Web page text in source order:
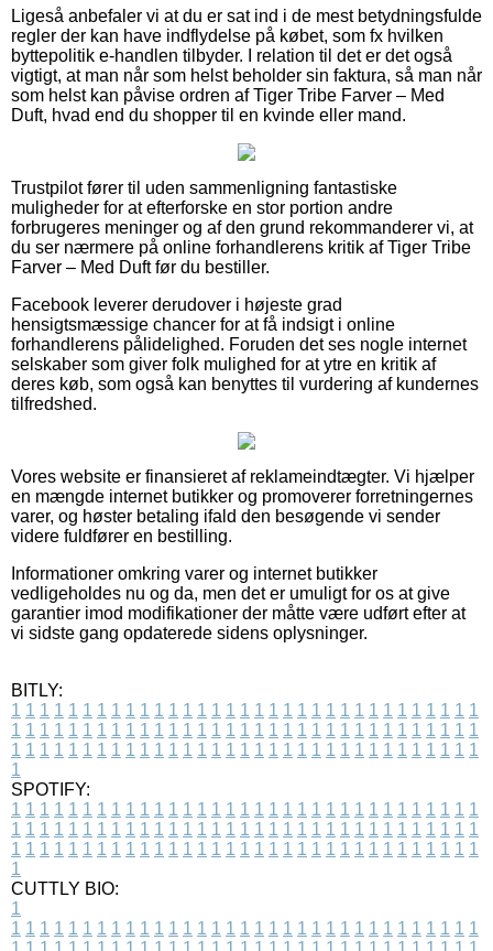
Ligeså anbefaler vi at du er sat ind i de mest betydningsfulde
regler der kan have indflydelse på købet, som fx hvilken
byttepolitik e-handlen tilbyder. I relation til det er det også
vigtigt, at man når som helst beholder sin faktura, så man når
som helst kan påvise ordren af Tiger Tribe Farver – Med
Duft, hvad end du shopper til en kvinde eller mand.
Trustpilot fører til uden sammenligning fantastiske
muligheder for at efterforske en stor portion andre
forbrugeres meninger og af den grund rekommanderer vi, at
du ser nærmere på online forhandlerens kritik af Tiger Tribe
Farver – Med Duft før du bestiller.
Facebook leverer derudover i højeste grad
hensigtsmæssige chancer for at få indsigt i online
forhandlerens pålidelighed. Foruden det ses nogle internet
selskaber som giver folk mulighed for at ytre en kritik af
deres køb, som også kan benyttes til vurdering af kundernes
tilfredshed.
Vores website er finansieret af reklameindtægter. Vi hjælper
en mængde internet butikker og promoverer forretningernes
varer, og høster betaling ifald den besøgende vi sender
videre fuldfører en bestilling.
Informationer omkring varer og internet butikker
vedligeholdes nu og da, men det er umuligt for os at give
garantier imod modifikationer der måtte være udført efter at
vi sidste gang opdaterede sidens oplysninger.
BITLY:
1 1 1 1 1 1 1 1 1 1 1 1 1 1 1 1 1 1 1 1 1 1 1 1 1 1 1 1 1 1 1 1 1
1 1 1 1 1 1 1 1 1 1 1 1 1 1 1 1 1 1 1 1 1 1 1 1 1 1 1 1 1 1 1 1 1
1 1 1 1 1 1 1 1 1 1 1 1 1 1 1 1 1 1 1 1 1 1 1 1 1 1 1 1 1 1 1 1 1
1
SPOTIFY:
1 1 1 1 1 1 1 1 1 1 1 1 1 1 1 1 1 1 1 1 1 1 1 1 1 1 1 1 1 1 1 1 1
1 1 1 1 1 1 1 1 1 1 1 1 1 1 1 1 1 1 1 1 1 1 1 1 1 1 1 1 1 1 1 1 1
1 1 1 1 1 1 1 1 1 1 1 1 1 1 1 1 1 1 1 1 1 1 1 1 1 1 1 1 1 1 1 1 1
1
CUTTLY BIO:
1
1 1 1 1 1 1 1 1 1 1 1 1 1 1 1 1 1 1 1 1 1 1 1 1 1 1 1 1 1 1 1 1 1